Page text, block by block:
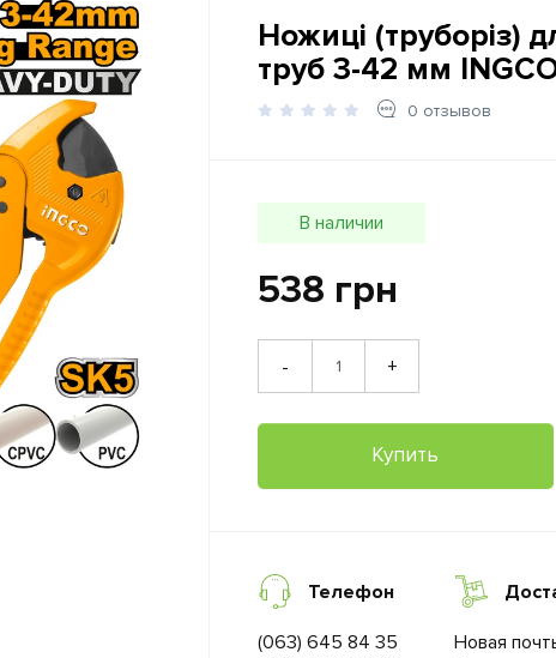
Ножиці (труборіз)
труб 3-42 мм
0 отзывов
В наличии
538 грн
- +
Купить
Телефон
(063) 645 84 35
Новая